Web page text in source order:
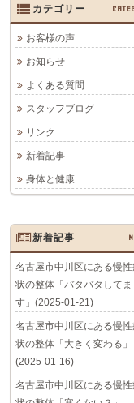
カテゴリー
お客様の声
お知らせ
よくある質問
スタッフブログ
リンク
新着記事
身体と健康
新着記事
名古屋市中川区にある慢
状の整体「バタバタしてま
す」(2025-01-21)
名古屋市中川区にある慢
状の整体「大きく変わる」
(2025-01-16)
名古屋市中川区にある慢